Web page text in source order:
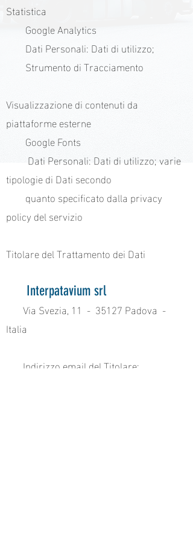
Statistica
Google Analytics
Dati Personali: Dati di utilizzo;
Strumento di Tracciamento
Visualizzazione di contenuti da
piattaforme esterne
Google Fonts
Dati Personali: Dati di utilizzo; varie
tipologie di Dati secondo
quanto specificato dalla privacy
policy del servizio
Titolare del Trattamento dei Dati
Interpatavium srl
Via Svezia, 11 - 35127 Padova -
Italia
Indirizzo email del Titolare: